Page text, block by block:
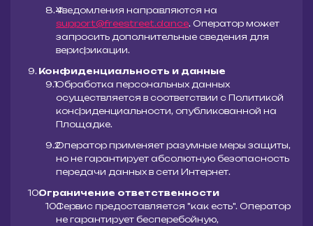
Уведомления направляются на
support@freestreet.dance. Оператор может
запросить дополнительные сведения для
верификации.
Конфиденциальность и данные
Обработка персональных данных
осуществляется в соответствии с Политикой
конфиденциальности, опубликованной на
Площадке.
Оператор применяет разумные меры защиты,
но не гарантирует абсолютную безопасность
передачи данных в сети Интернет.
Ограничение ответственности
Сервис предоставляется "как есть". Оператор
не гарантирует бесперебойную,